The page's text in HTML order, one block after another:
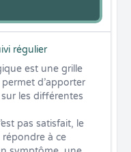
régulier
est une grille
d’apporter
les différentes
pas satisfait, le
répondre à ce